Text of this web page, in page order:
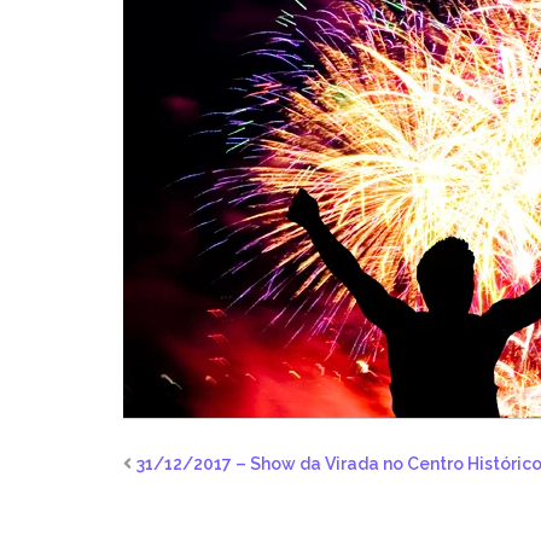
31/12/2017 – Show da Virada no Centro Histórico